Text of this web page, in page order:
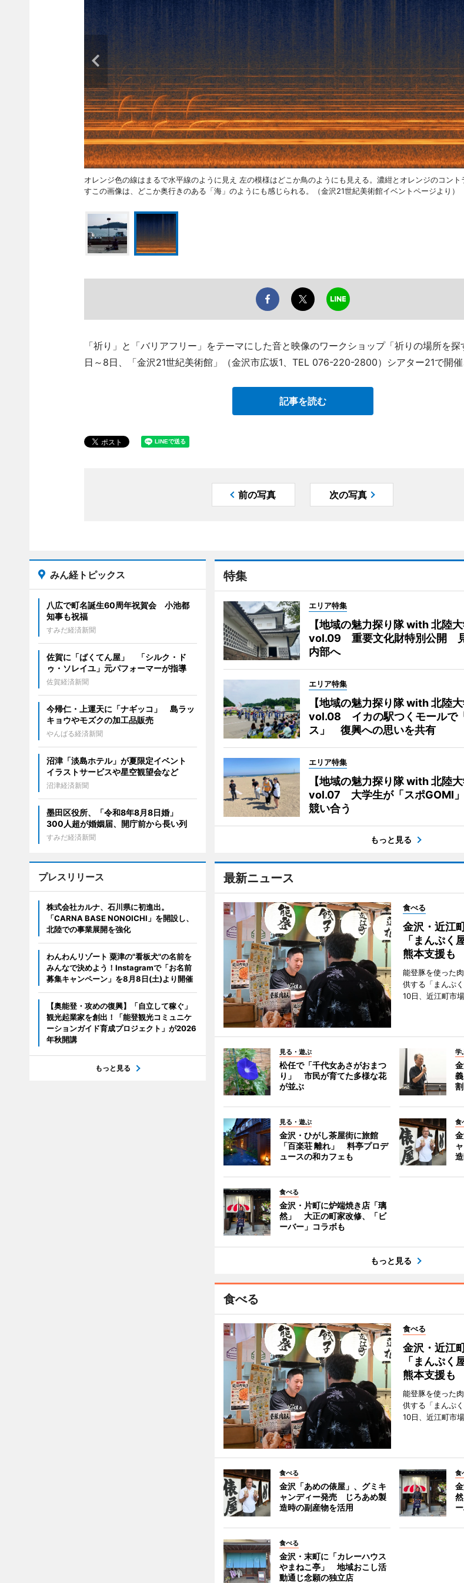
オレンジ色の線はまるで水平線のように見え 左の模様はどこか鳥のようにも見える。濃紺とオレンジのコント
すこの画像は、どこか奥行きのある「海」のようにも感じられる。（金沢21世紀美術館イベントページより）
「祈り」と「バリアフリー」をテーマにした音と映像のワークショップ「祈りの場所を探
日～8日、「金沢21世紀美術館」（金沢市広坂1、TEL 076-220-2800）シアター21で開催
記事を読む
前の写真 次の写真
特集
エリア特集
【地域の魅力探り隊 with 北陸大
vol.09 重要文化財特別公開
内部へ
エリア特集
【地域の魅力探り隊 with 北陸大
vol.08 イカの駅つくモールで
ス」 復興への思いを共有
エリア特集
【地域の魅力探り隊 with 北陸大
vol.07 大学生が「スポGOMI」
競い合う
もっと見る
最新ニュース
食べる
金沢・近江
「まんぷく
熊本支援も
能登豚を使った
供する「まんぷ
10日、近江町市
見る・遊ぶ
松任で「千代女あさがおまつ
り」 市民が育てた多様な花
が並ぶ
学
見る・遊ぶ
金沢・ひがし茶屋街に旅館
「百楽荘 離れ」 料亭プロデ
ュースの和カフェも
食
食べる
金沢・片町に炉端焼き店「璃
然」 大正の町家改修、「ビ
ーバー」コラボも
もっと見る
食べる
食べる
金沢・近江
「まんぷく
熊本支援も
能登豚を使った
供する「まんぷ
10日、近江町市
食べる
金沢「あめの俵屋」、グミキ
ャンディー発売 じろあめ製
造時の副産物を活用
食
食べる
金沢・末町に「カレーハウス
やまねこ亭」 地域おこし活
動通じ念願の独立店
みん経トピックス
八広で町名誕生60周年祝賀会 小池都
知事も祝福
すみだ経済新聞
佐賀に「ばくてん屋」 「シルク・ド
ゥ・ソレイユ」元パフォーマーが指導
佐賀経済新聞
今帰仁・上運天に「ナギッコ」 島ラッ
キョウやモズクの加工品販売
やんばる経済新聞
沼津「淡島ホテル」が夏限定イベント
イラストサービスや星空観望会など
沼津経済新聞
墨田区役所、「令和8年8月8日婚」
300人超が婚姻届、開庁前から長い列
すみだ経済新聞
プレスリリース
株式会社カルナ、石川県に初進出。
「CARNA BASE NONOICHI」を開設し、
北陸での事業展開を強化
わんわんリゾート 粟津の"看板犬"の名前を
みんなで決めよう！Instagramで「お名前
募集キャンペーン」を8月8日(土)より開催
【奥能登・攻めの復興】「自立して稼ぐ」
観光起業家を創出！「能登観光コミュニケ
ーションガイド育成プロジェクト」が2026
年秋開講
もっと見る